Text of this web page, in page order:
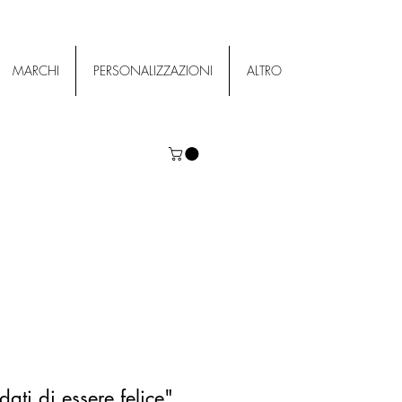
MARCHI PERSONALIZZAZIONI ALTRO